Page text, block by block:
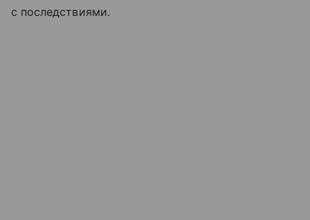
с последствиями.